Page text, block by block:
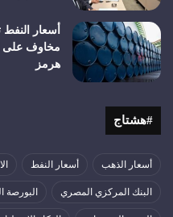
مخاوف على
هرمز
#هشتاج
أسعار الذهب أسعار النفط
البنك المركزي المصري البورصة